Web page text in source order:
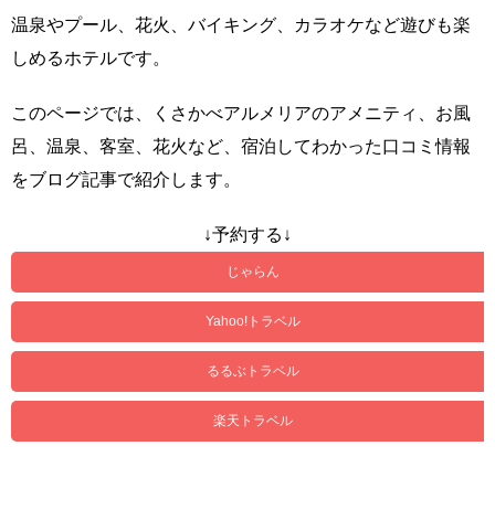
温泉やプール、花火、バイキング、カラオケなど遊びも楽
しめるホテルです。
このページでは、くさかべアルメリアのアメニティ、お風
呂、温泉、客室、花火など、宿泊してわかった口コミ情報
をブログ記事で紹介します。
↓予約する↓
じゃらん
Yahoo!トラベル
るるぶトラベル
楽天トラベル